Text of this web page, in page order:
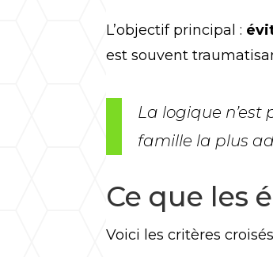
L’objectif principal :
est souvent
La logique n’est
famille la plus
Ce que les
Voici les critères